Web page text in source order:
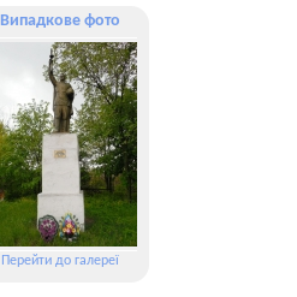
Випадкове фото
Перейти до галереї